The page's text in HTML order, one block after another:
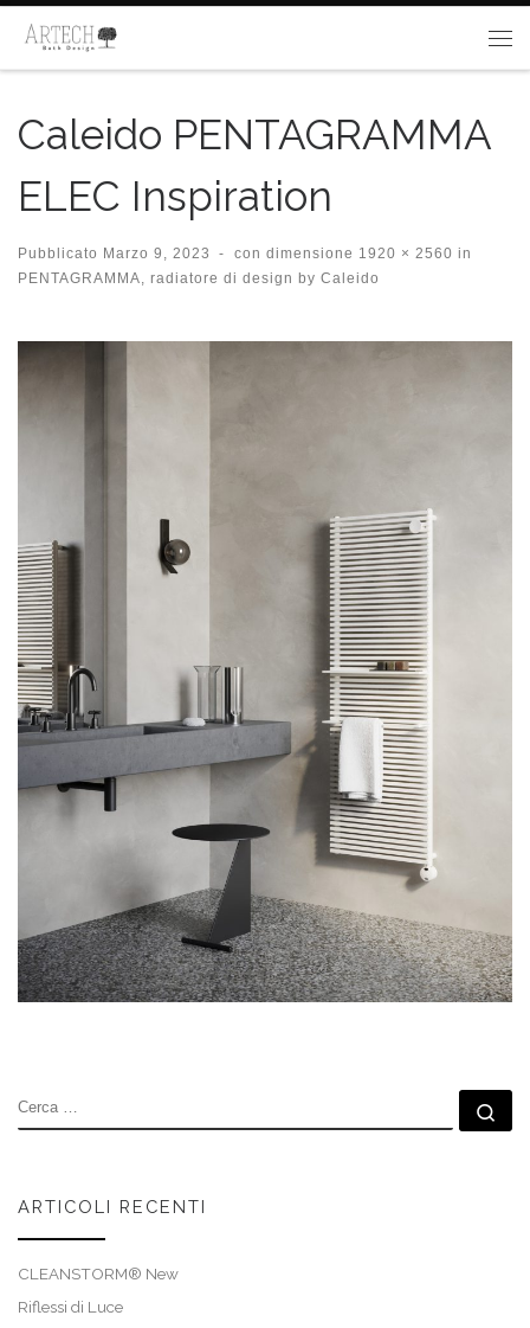
Passa al contenuto
Caleido PENTAGRAMMA
ELEC Inspiration
Pubblicato Marzo 9, 2023 - con dimensione 1920 × 2560 in
PENTAGRAMMA, radiatore di design by Caleido
Navigazione immagini
CERCA
ARTICOLI RECENTI
CLEANSTORM® New
Riflessi di Luce